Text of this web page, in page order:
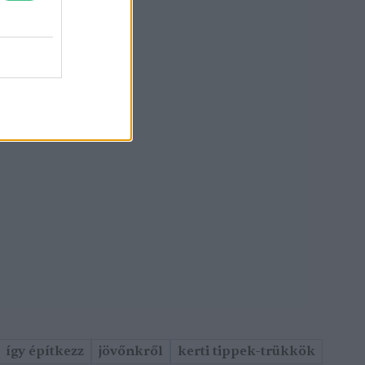
így építkezz jövőnkről kerti tippek-trükkök